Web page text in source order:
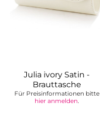
Julia ivory Satin -
Brauttasche
Für Preisinformationen bitte
hier anmelden.